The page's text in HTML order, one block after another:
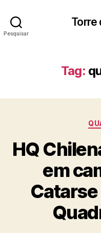
Pesquisar
Torre
Tag:
HQ
em